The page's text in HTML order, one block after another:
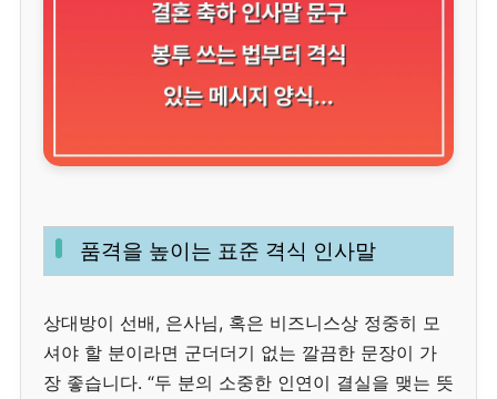
품격을 높이는 표준 격식 인사말
상대방이 선배, 은사님, 혹은 비즈니스상 정중히 모
셔야 할 분이라면 군더더기 없는 깔끔한 문장이 가
장 좋습니다. “두 분의 소중한 인연이 결실을 맺는 뜻